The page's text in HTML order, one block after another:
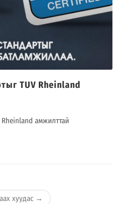
TUV Rheinland
Rheinland амжилттай
хуудас →